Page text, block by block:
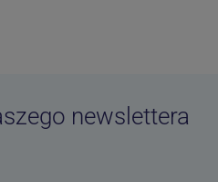
newslettera